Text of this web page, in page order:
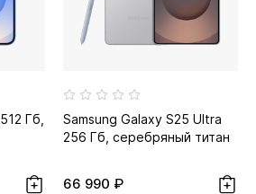
Гб,
Samsung Galaxy S25 Ultra
256 Гб, серебряный титан
66 990 ₽